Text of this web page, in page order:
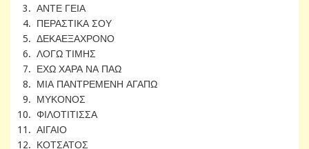
3. ΑΝΤΕ ΓΕΙΑ
4. ΠΕΡΑΣΤΙΚΑ ΣΟΥ
5. ΔΕΚΑΕΞΑΧΡΟΝΟ
6. ΛΟΓΩ ΤΙΜΗΣ
7. ΕΧΩ ΧΑΡΑ ΝΑ ΠΑΩ
8. ΜΙΑ ΠΑΝΤΡΕΜΕΝΗ ΑΓΑΠΩ
9. ΜΥΚΟΝΟΣ
10. ΦΙΛΟΤΙΤΙΣΣΑ
11. ΑΙΓΑΙΟ
12. ΚΟΤΣΑΤΟΣ